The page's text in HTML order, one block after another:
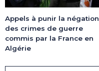
Appels à punir la négation
des crimes de guerre
commis par la France en
Algérie